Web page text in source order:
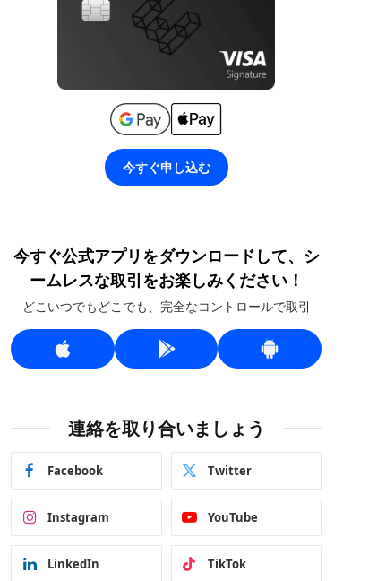
今すぐ申し込む
今すぐ公式アプリをダウンロードして、シ
ームレスな取引をお楽しみください！
どこいつでもどこでも、完全なコントロールで取引
連絡を取り合いましょう
Facebook Twitter
Instagram YouTube
LinkedIn TikTok